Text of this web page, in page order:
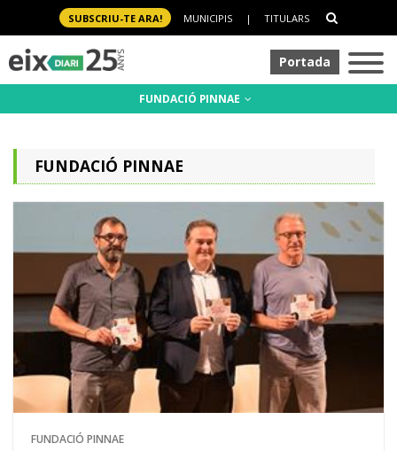
SUBSCRIU-TE ARA! MUNICIPIS | TITULARS
Portada
FUNDACIÓ PINNAE
FUNDACIÓ PINNAE
FUNDACIÓ PINNAE